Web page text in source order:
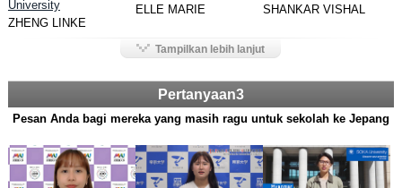
University
ZHENG LINKE
ELLE MARIE SHANKAR VISHAL
Tampilkan lebih lanjut
Pertanyaan3
Pesan Anda bagi mereka yang masih ragu untuk sekolah ke Jepang